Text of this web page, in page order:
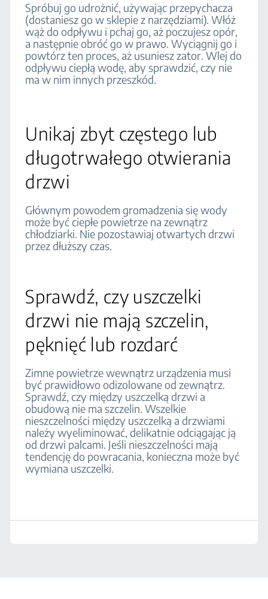
Spróbuj go udrożnić, używając przepychacza
(dostaniesz go w sklepie z narzędziami). Włóż
wąż do odpływu i pchaj go, aż poczujesz opór,
a następnie obróć go w prawo. Wyciągnij go i
powtórz ten proces, aż usuniesz zator. Wlej do
odpływu ciepłą wodę, aby sprawdzić, czy nie
ma w nim innych przeszkód.
Unikaj zbyt częstego lub
długotrwałego otwierania
drzwi
Głównym powodem gromadzenia się wody
może być ciepłe powietrze na zewnątrz
chłodziarki. Nie pozostawiaj otwartych drzwi
przez dłuższy czas.
Sprawdź, czy uszczelki
drzwi nie mają szczelin,
pęknięć lub rozdarć
Zimne powietrze wewnątrz urządzenia musi
być prawidłowo odizolowane od zewnątrz.
Sprawdź, czy między uszczelką drzwi a
obudową nie ma szczelin. Wszelkie
nieszczelności między uszczelką a drzwiami
należy wyeliminować, delikatnie odciągając ją
od drzwi palcami. Jeśli nieszczelności mają
tendencję do powracania, konieczna może być
wymiana uszczelki.